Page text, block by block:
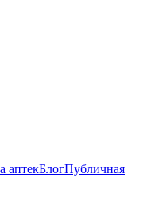
аптекБлогПубличная